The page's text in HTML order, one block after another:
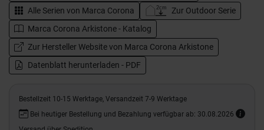
Alle Serien von Marca Corona
Zur Outdoor Serie
Marca Corona Arkistone - Katalog
Zur Hersteller Website von Marca Corona Arkistone
Datenblatt herunterladen - PDF
Bestellzeit 10-15 Werktage, Versandzeit 7-9 Werktage
Bei heutiger Bestellung und Bezahlung verfügbar ab: 30.08.2026